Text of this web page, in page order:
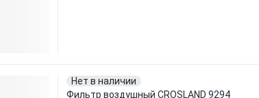
Нет в наличии
Фильтр воздушный CROSLAND 9294